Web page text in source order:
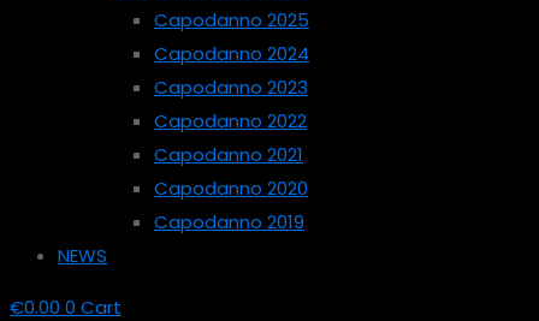
Capodanno 2025
Capodanno 2024
Capodanno 2023
Capodanno 2022
Capodanno 2021
Capodanno 2020
Capodanno 2019
NEWS
€0.00 0 Cart